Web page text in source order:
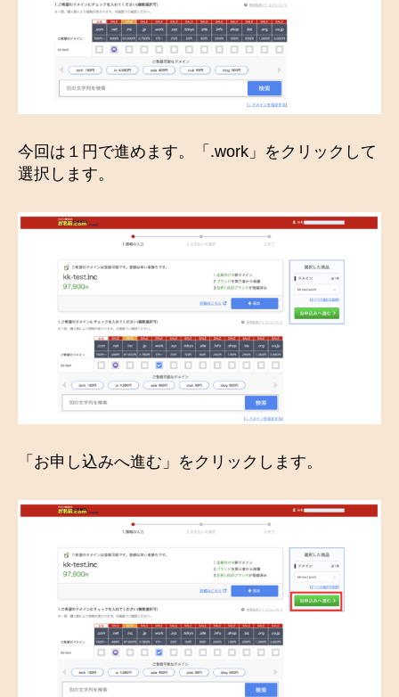
今回は１円で進めます。「.work」をクリックして
選択します。
「お申し込みへ進む」をクリックします。